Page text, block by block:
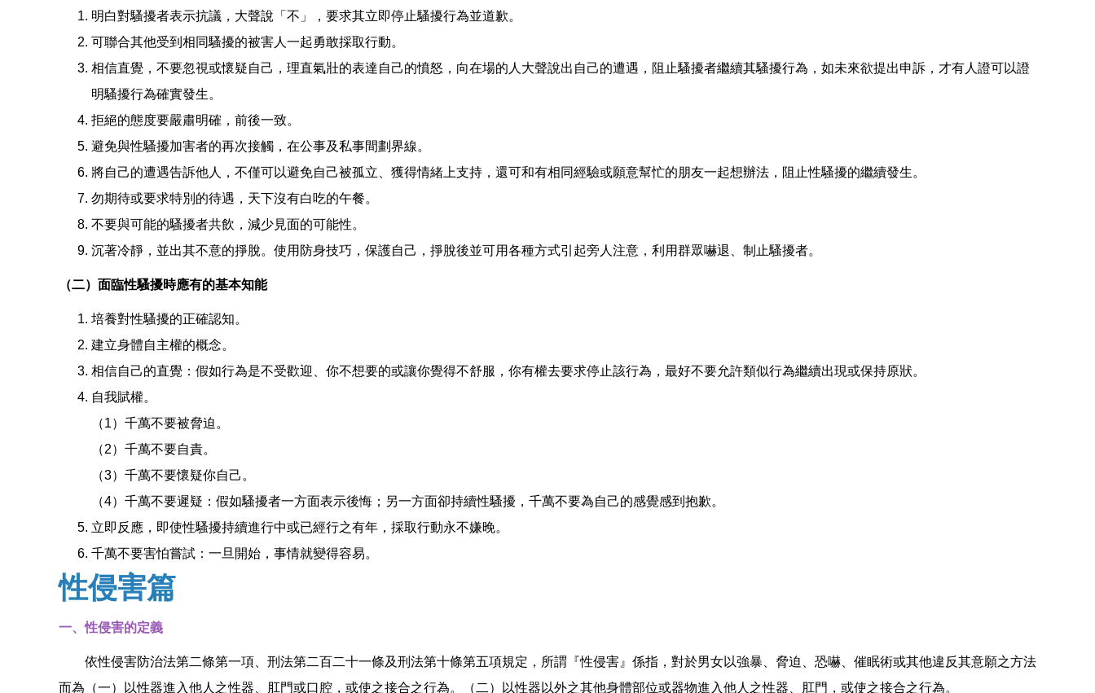
明白對騷擾者表示抗議，大聲說「不」，要求其立即停止騷擾行為並道歉。
可聯合其他受到相同騷擾的被害人一起勇敢採取行動。
相信直覺，不要忽視或懷疑自己，理直氣壯的表達自己的憤怒，向在場的人大聲說出自己的遭遇，阻止騷擾者繼續其騷擾行為，如未來欲提出申訴，才有人證可以證
明騷擾行為確實發生。
拒絕的態度要嚴肅明確，前後一致。
避免與性騷擾加害者的再次接觸，在公事及私事間劃界線。
將自己的遭遇告訴他人，不僅可以避免自己被孤立、獲得情緒上支持，還可和有相同經驗或願意幫忙的朋友一起想辦法，阻止性騷擾的繼續發生。
勿期待或要求特別的待遇，天下沒有白吃的午餐。
不要與可能的騷擾者共飲，減少見面的可能性。
沉著冷靜，並出其不意的掙脫。使用防身技巧，保護自己，掙脫後並可用各種方式引起旁人注意，利用群眾嚇退、制止騷擾者。
（二）面臨性騷擾時應有的基本知能
培養對性騷擾的正確認知。
建立身體自主權的概念。
相信自己的直覺：假如行為是不受歡迎、你不想要的或讓你覺得不舒服，你有權去要求停止該行為，最好不要允許類似行為繼續出現或保持原狀。
自我賦權。
（1）千萬不要被脅迫。
（2）千萬不要自責。
（3）千萬不要懷疑你自己。
（4）千萬不要遲疑：假如騷擾者一方面表示後悔；另一方面卻持續性騷擾，千萬不要為自己的感覺感到抱歉。
立即反應，即使性騷擾持續進行中或已經行之有年，採取行動永不嫌晚。
千萬不要害怕嘗試：一旦開始，事情就變得容易。
性侵害篇
一、性侵害的定義
依性侵害防治法第二條第一項、刑法第二百二十一條及刑法第十條第五項規定，所謂『性侵害』係指，對於男女以強暴、脅迫、恐嚇、催眠術或其他違反其意願之方法
而為（一）以性器進入他人之性器、肛門或口腔，或使之接合之行為。（二）以性器以外之其他身體部位或器物進入他人之性器、肛門，或使之接合之行為。